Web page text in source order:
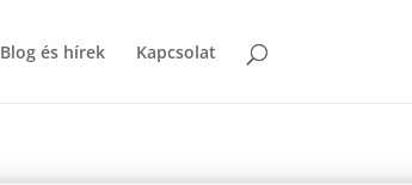
Blog és hírek Kapcsolat